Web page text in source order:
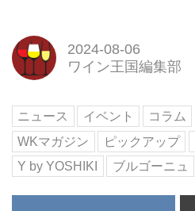
2024-08-06
ワイン王国編集部
ニュース イベント コラム
WKマガジン
ピックアップ
Y by YOSHIKI
ブルゴーニュ